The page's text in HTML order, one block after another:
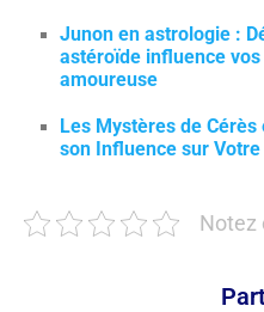
Junon en astrologie :
astéroïde influence
amoureuse
Les Mystères de
son Influence sur
Notez